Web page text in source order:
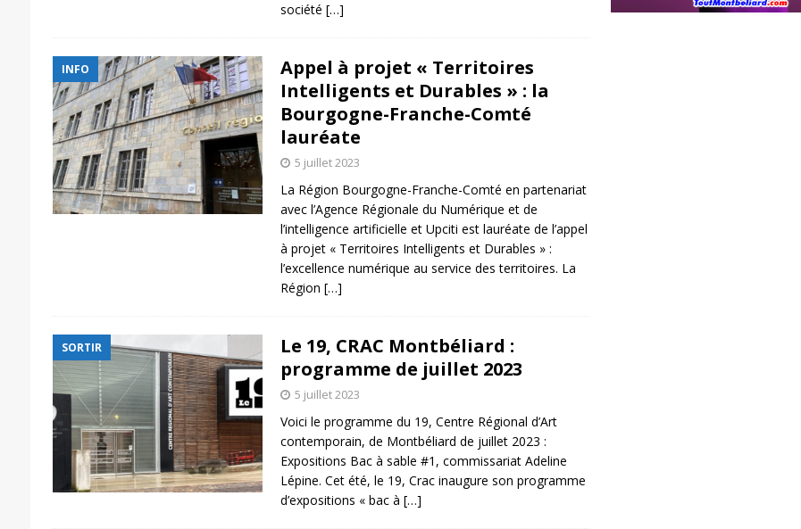
société […]
INFO
Appel à projet « Territoires
Intelligents et Durables » : la
Bourgogne-Franche-Comté
lauréate
5 juillet 2023
La Région Bourgogne-Franche-Comté en partenariat
avec l’Agence Régionale du Numérique et de
l’intelligence artificielle et Upciti est lauréate de l’appel
à projet « Territoires Intelligents et Durables » :
l’excellence numérique au service des territoires. La
Région […]
SORTIR
Le 19, CRAC Montbéliard :
programme de juillet 2023
5 juillet 2023
Voici le programme du 19, Centre Régional d’Art
contemporain, de Montbéliard de juillet 2023 :
Expositions Bac à sable #1, commissariat Adeline
Lépine. Cet été, le 19, Crac inaugure son programme
d’expositions « bac à […]